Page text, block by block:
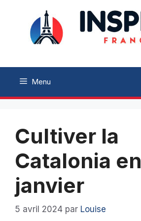
contenu
Menu
Cultiver la
Catalonia en
janvier
5 avril 2024 par Louise